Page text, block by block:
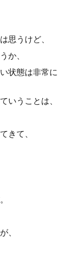
思うけど、
か、
状態は非常に
いうことは、
きて、
、